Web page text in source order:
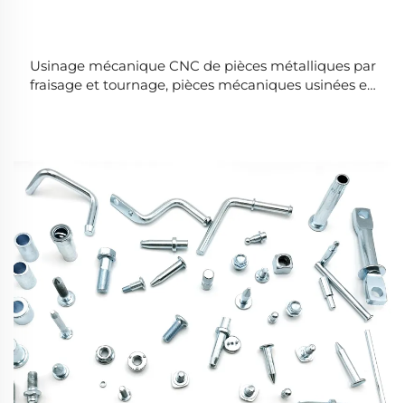
Usinage mécanique CNC de pièces métalliques par
fraisage et tournage, pièces mécaniques usinées en